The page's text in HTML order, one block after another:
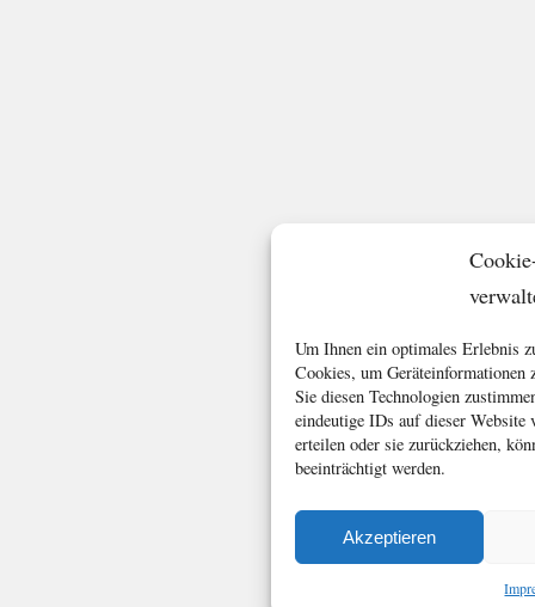
Um Ihnen ein optimales Erlebnis
Cookies, um Geräteinformationen
Sie diesen Technologien
eindeutige IDs auf dieser
erteilen oder sie zurückziehen,
beeinträchtigt werden.
Akzeptieren